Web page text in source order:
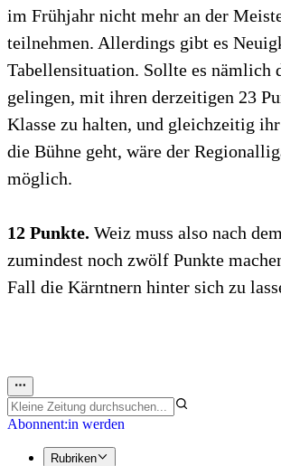
im Frühjahr nicht mehr an der
teilnehmen. Allerdings gibt es
Tabellensituation. Sollte es nämlich
gelingen, mit ihren derzeitigen 23
Klasse zu halten, und gleichzeitig
die Bühne geht, wäre der
möglich.
12 Punkte. Weiz muss also nach
zumindest noch zwölf Punkte
Fall die Kärntnern hinter sich zu
Abonnent:in werden
Rubriken